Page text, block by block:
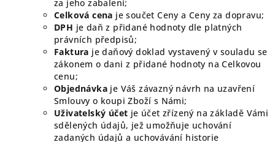
za jeho zabalení;
Celková cena je součet Ceny a Ceny za dopravu;
DPH je daň z přidané hodnoty dle platných
právních předpisů;
Faktura je daňový doklad vystavený v souladu se
zákonem o dani z přidané hodnoty na Celkovou
cenu;
Objednávka je Váš závazný návrh na uzavření
Smlouvy o koupi Zboží s Námi;
Uživatelský účet je účet zřízený na základě Vámi
sdělených údajů, jež umožňuje uchování
zadaných údajů a uchovávání historie